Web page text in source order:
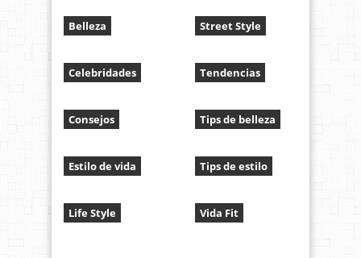
Belleza
Celebridades
Consejos
Estilo de vida
Life Style
Street Style
Tendencias
Tips de belleza
Tips de estilo
Vida Fit